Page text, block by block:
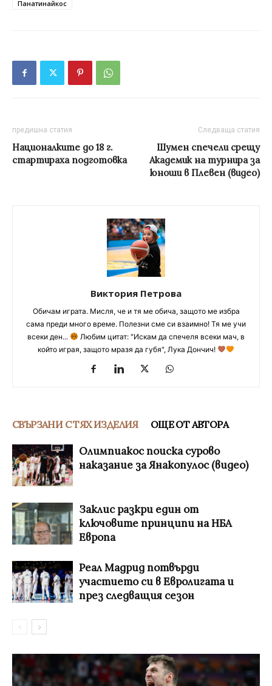
Панатинайкос
предишна статия
Националките до 18 г.
стартираха подготовка
Следваща статия
Шумен спечели срещу
Академик на турнира за
юноши в Плевен (видео)
Виктория Петрова
Обичам играта. Мисля, че и тя ме обича, защото ме избра
сама преди много време. Полезни сме си взаимно! Тя ме учи
всеки ден...
Любим цитат: "Искам да спечеля всеки мач, в
който играя, защото мразя да губя", Лука Дончич!
СВЪРЗАНИ С ТЯХ ИЗДЕЛИЯ ОЩЕ ОТ АВТОРА
Олимпиакос поиска сурово
наказание за Янакопулос (видео)
Заклис разкри един от
ключовите принципи на НБА
Европа
Реал Мадрид потвърди
участието си в Евролигата и
през следващия сезон